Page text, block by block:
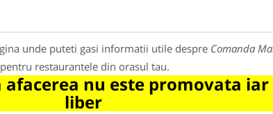
unde puteti gasi informatii utile despre Comanda
restaurantele din orasul tau.
nu este promovata iar
liber